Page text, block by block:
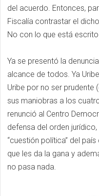
del acuerdo. Entonces,
Fiscalía contrastar el
No con lo que está
Ya se presentó la
alcance de todos. Ya
Uribe por no ser prudente
sus maniobras a los
renunció al Centro
defensa del orden
“cuestión política” del
que les da la gana y
no pasa nada.